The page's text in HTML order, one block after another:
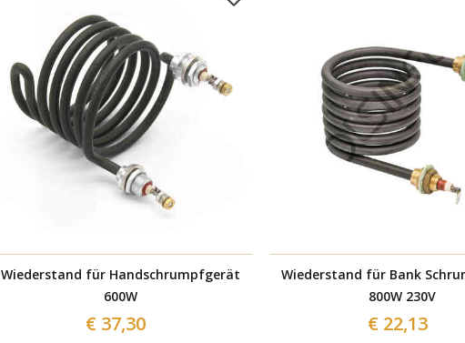
Wiederstand für Handschrumpfgerät
600W
€ 37,30
Wiederstand für Bank
800W 230V
€ 22,13